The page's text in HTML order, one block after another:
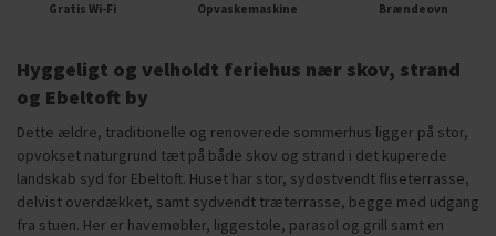
Gratis Wi-Fi Opvaskemaskine Brændeovn
Hyggeligt og velholdt feriehus nær skov, strand
og Ebeltoft by
Dette ældre, traditionelle og renoverede sommerhus ligger på stor,
opvokset naturgrund tæt på både skov og strand i det kuperede
landskab syd for Ebeltoft. Huset har stor, sydøstvendt fliseterrasse,
delvist overdækket, samt sydvendt træterrasse, begge med udgang
fra stuen. Her er havemøbler, liggestole, parasol og grill samt en